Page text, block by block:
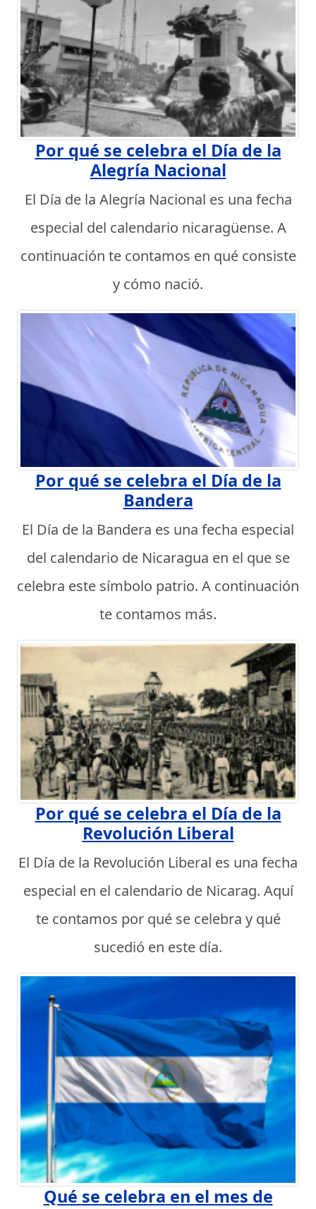
Por qué se celebra el Día de la
Alegría Nacional
El Día de la Alegría Nacional es una fecha
especial del calendario nicaragüense. A
continuación te contamos en qué consiste
y cómo nació.
Por qué se celebra el Día de la
Bandera
El Día de la Bandera es una fecha especial
del calendario de Nicaragua en el que se
celebra este símbolo patrio. A continuación
te contamos más.
Por qué se celebra el Día de la
Revolución Liberal
El Día de la Revolución Liberal es una fecha
especial en el calendario de Nicarag. Aquí
te contamos por qué se celebra y qué
sucedió en este día.
Qué se celebra en el mes de